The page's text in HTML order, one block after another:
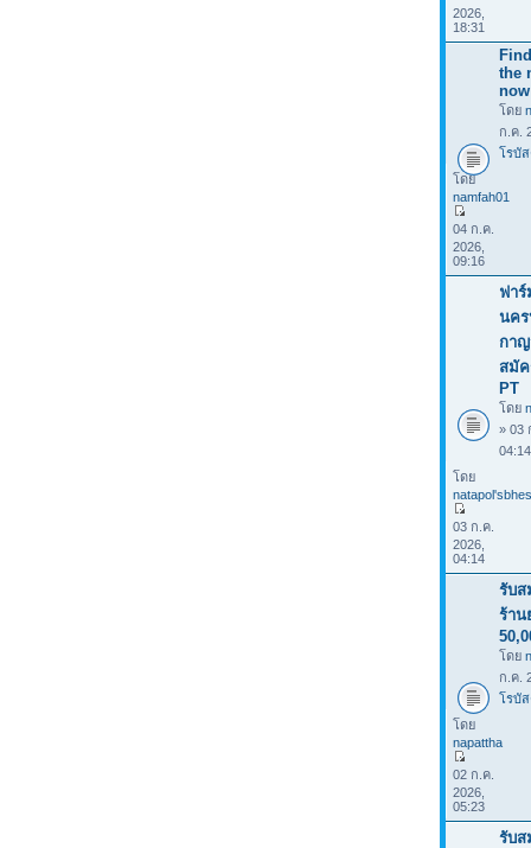
2026,
18:31
the
now
โดย
ก.ค.
โรบั
โดย
namfah01
04 ก.ค.
2026,
09:16
ฟาร์
นค
กาญ
สมัค
PT
โดย
» 03
โดย
03 ก.ค.
2026,
04:14
รับส
ร้าน
โดย
ก.ค.
โรบั
โดย
napattha
02 ก.ค.
2026,
05:23
รับส